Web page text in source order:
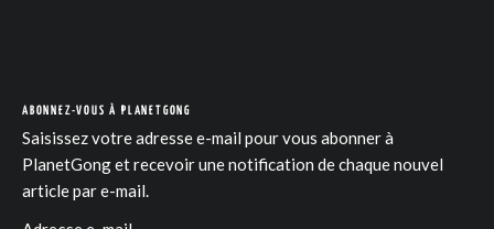
ABONNEZ-VOUS À PLANETGONG
Saisissez votre adresse e-mail pour vous abonner à
PlanetGong et recevoir une notification de chaque nouvel
article par e-mail.